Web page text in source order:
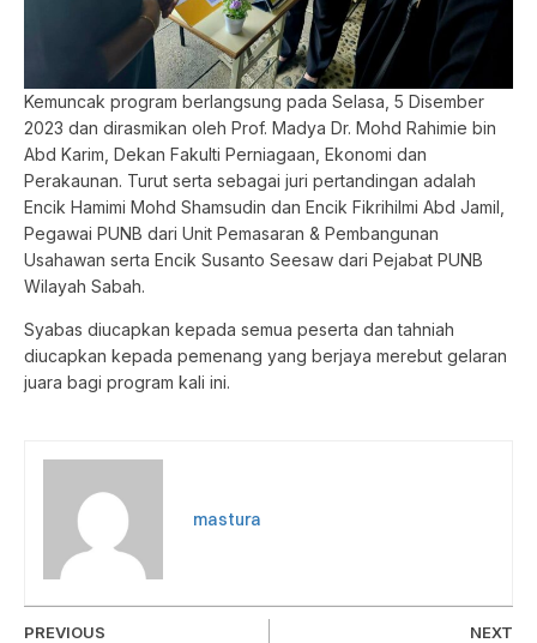
Kemuncak program berlangsung pada Selasa, 5 Disember
2023 dan dirasmikan oleh Prof. Madya Dr. Mohd Rahimie bin
Abd Karim, Dekan Fakulti Perniagaan, Ekonomi dan
Perakaunan. Turut serta sebagai juri pertandingan adalah
Encik Hamimi Mohd Shamsudin dan Encik Fikrihilmi Abd Jamil,
Pegawai PUNB dari Unit Pemasaran & Pembangunan
Usahawan serta Encik Susanto Seesaw dari Pejabat PUNB
Wilayah Sabah.
Syabas diucapkan kepada semua peserta dan tahniah
diucapkan kepada pemenang yang berjaya merebut gelaran
juara bagi program kali ini.
mastura
PREVIOUS
NEXT